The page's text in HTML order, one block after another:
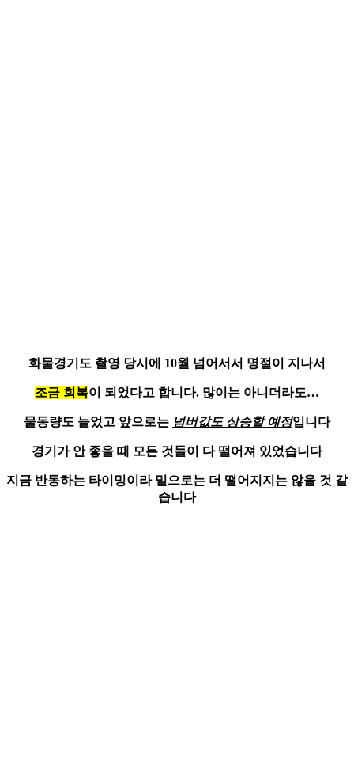
화물경기 도 촬영 당시에 10월 넘어서서 명절이 지나서
조금 회복이 되었다고 합니다. 많이는 아니더라도…
물동량도 늘었고 앞으로는 넘버값도 상승할 예정입니다
경기가 안 좋을 때 모든 것들이 다 떨어져 있었습니다
지금 반동하는 타이밍이라 밑으로는 더 떨어지지는 않을 것 같
습니다